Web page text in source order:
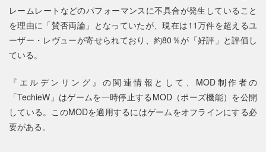
レームレートなどのパフォーマンスに不具合が発生していること
を理由に「賛否両論」となっていたが、現在は11万件を超えるユ
ーザー・レヴューが寄せられており、約80％が「好評」と評価し
ている。
『エルデンリング』の関連情報として、MOD制作者の
「TechieW」はゲームを一時停止するMOD（ポーズ機能）を公開
している。このMODを適用するにはゲームをオフラインにする必
要がある。